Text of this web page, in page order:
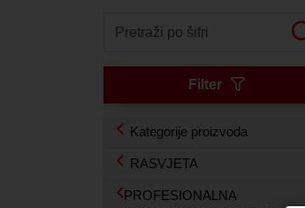
Pretraži po šifri
Filter
Kategorije proizvoda
RASVJETA
PROFESIONALNA